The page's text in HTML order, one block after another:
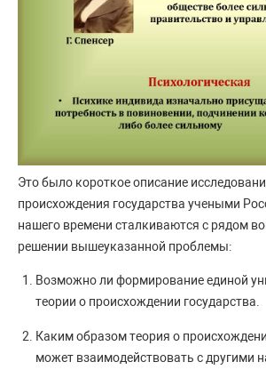
Это было короткое описание
происхождения государства учеными
нашего времени сталкиваются с рядом
решении вышеуказанной проблемы:
Возможно ли формирование единой
теории о происхождении государства.
Каким образом теория о
может взаимодействовать с другими